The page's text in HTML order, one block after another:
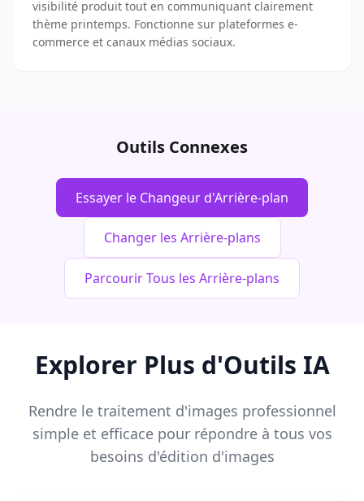
visibilité produit tout en communiquant clairement
thème printemps. Fonctionne sur plateformes e-
commerce et canaux médias sociaux.
Outils Connexes
Essayer le Changeur d'Arrière-plan
Changer les Arrière-plans
Parcourir Tous les Arrière-plans
Explorer Plus d'Outils IA
Rendre le traitement d'images professionnel
simple et efficace pour répondre à tous vos
besoins d'édition d'images